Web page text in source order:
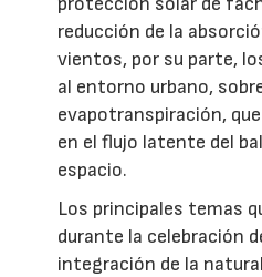
reducción de la
vientos, por su parte,
al entorno urbano,
evapotranspiración,
en el flujo latente del
espacio.
Los principales temas
durante la celebración
integración de la